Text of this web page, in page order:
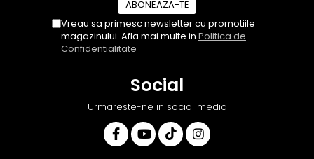
Vreau sa primesc newsletter cu promotiile
magazinului. Afla mai multe in Politica de
Confidentialitate
Social
Urmareste-ne in social media